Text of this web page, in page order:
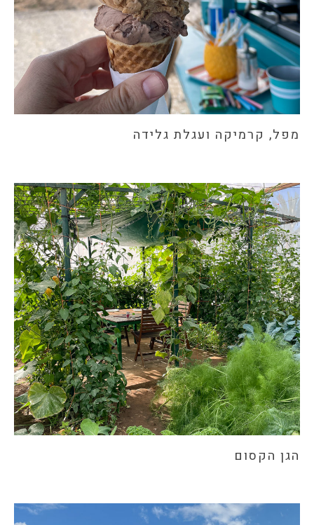
מפל, קרמיקה ועגלת גלידה
הגן הקסום